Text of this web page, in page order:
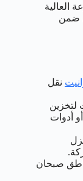
العالية
ضمن
نقل
لتخزين
أدوات
صبحان